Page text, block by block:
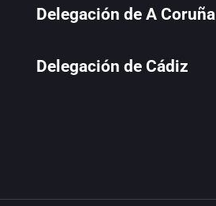
Delegación de A Coruña
Delegación de Cádiz